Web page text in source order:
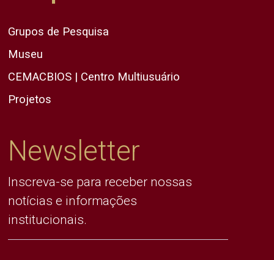
Grupos de Pesquisa
Museu
CEMACBIOS | Centro Multiusuário
Projetos
Newsletter
Inscreva-se para receber nossas
notícias e informações
institucionais.